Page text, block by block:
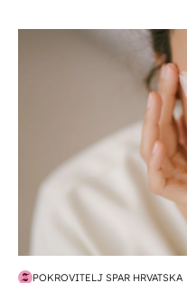
moda & ljepota
POKROVITELJ SPAR HRVATSKA